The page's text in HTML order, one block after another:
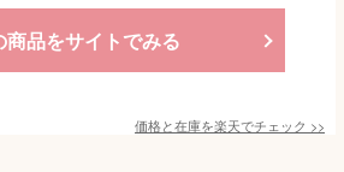
商品をサイトでみる
価格と在庫を楽天でチェック >>